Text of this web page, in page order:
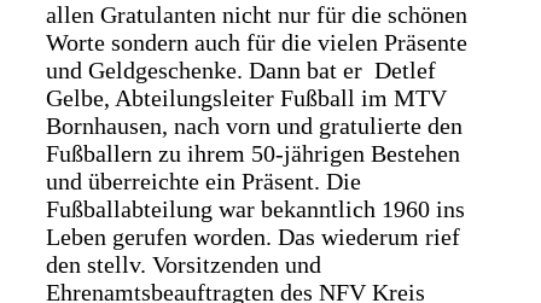
allen Gratulanten nicht nur für die schönen
Worte sondern auch für die vielen Präsente
und Geldgeschenke. Dann bat er Detlef
Gelbe, Abteilungsleiter Fußball im MTV
Bornhausen, nach vorn und gratulierte den
Fußballern zu ihrem 50-jährigen Bestehen
und überreichte ein Präsent. Die
Fußballabteilung war bekanntlich 1960 ins
Leben gerufen worden. Das wiederum rief
den stellv. Vorsitzenden und
Ehrenamtsbeauftragten des NFV Kreis